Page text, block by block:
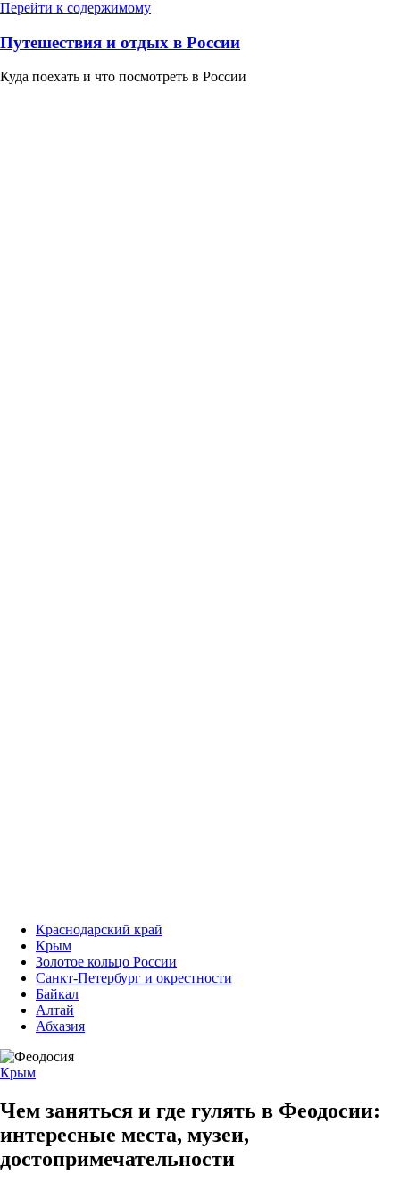
Перейти к содержимому
Путешествия и отдых в России
Куда поехать и что посмотреть в России
Краснодарский край
Крым
Золотое кольцо России
Санкт-Петербург и окрестности
Байкал
Алтай
Абхазия
Крым
Чем заняться и где гулять в Феодосии:
интересные места, музеи,
достопримечательности